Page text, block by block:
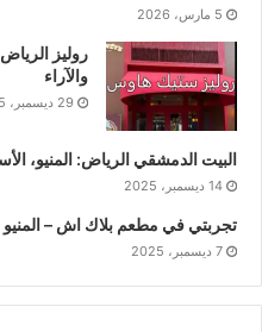
5 مارس، 2026
والآراء
29 ديسمبر، 2025
البيت الدمشقي الرياض: المنيو،
14 ديسمبر، 2025
تجربتي في مطعم بلاك اش – المنيو
7 ديسمبر، 2025